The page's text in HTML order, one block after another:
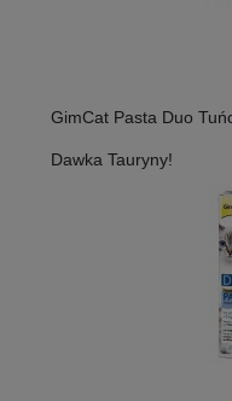
GimCat Pasta Duo
Dawka Tauryny!